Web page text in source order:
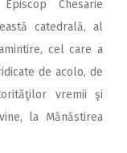
Chesarie
catedrală, al
cel care a
de acolo, de
vremii şi
la Mănăstirea